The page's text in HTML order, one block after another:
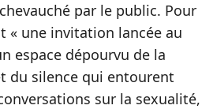
par le public. Pour
« une invitation lancée au
espace dépourvu de la
du silence qui entourent
sur la sexualité,